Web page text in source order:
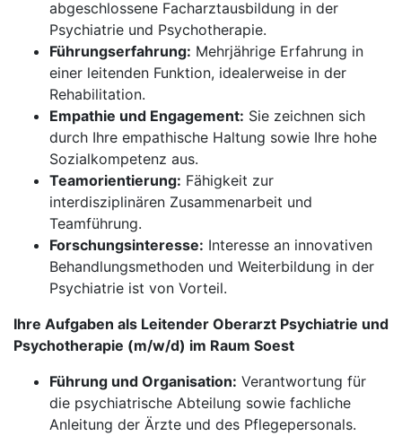
abgeschlossene Facharztausbildung in der
Psychiatrie und Psychotherapie.
Führungserfahrung: Mehrjährige Erfahrung in
einer leitenden Funktion, idealerweise in der
Rehabilitation.
Empathie und Engagement: Sie zeichnen sich
durch Ihre empathische Haltung sowie Ihre hohe
Sozialkompetenz aus.
Teamorientierung: Fähigkeit zur
interdisziplinären Zusammenarbeit und
Teamführung.
Forschungsinteresse: Interesse an innovativen
Behandlungsmethoden und Weiterbildung in der
Psychiatrie ist von Vorteil.
Ihre Aufgaben als Leitender Oberarzt Psychiatrie und
Psychotherapie (m/w/d) im Raum Soest
Führung und Organisation: Verantwortung für
die psychiatrische Abteilung sowie fachliche
Anleitung der Ärzte und des Pflegepersonals.